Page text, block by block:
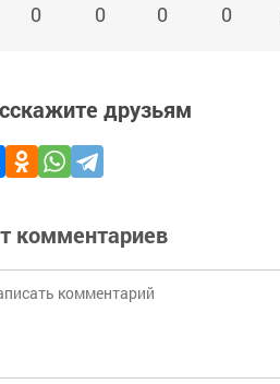
0 0 0 0
друзьям
комментариев